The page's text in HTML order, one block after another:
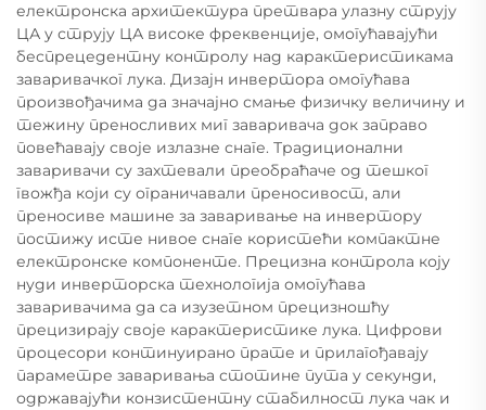
електронска архитектура претвара улазну струју
ЦА у струју ЦА високе фреквенције, омогућавајући
беспрецедентну контролу над карактеристикама
заваривачког лука. Дизајн инвертора омогућава
произвођачима да значајно смање физичку величину и
тежину преносливих миг заваривача док заправо
повећавају своје излазне снаге. Традиционални
заваривачи су захтевали преобраћаче од тешког
гвожђа који су ограничавали преносивост, али
преносиве машине за заваривање на инвертору
постижу исте нивое снаге користећи компактне
електронске компоненте. Прецизна контрола коју
нуди инверторска технологија омогућава
заваривачима да са изузетном прецизношћу
прецизирају своје карактеристике лука. Цифрови
процесори континуирано прате и прилагођавају
параметре заваривања стотине пута у секунди,
одржавајући конзистентну стабилност лука чак и